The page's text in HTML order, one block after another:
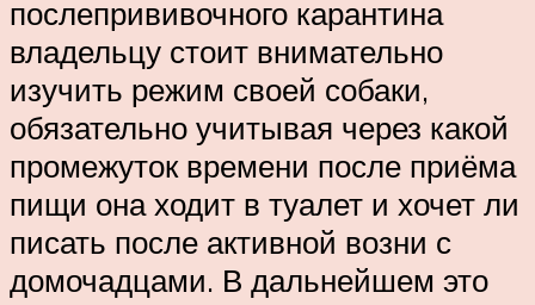
послепрививочного карантина
владельцу стоит внимательно
изучить режим своей собаки,
обязательно учитывая через какой
промежуток времени после приёма
пищи она ходит в туалет и хочет ли
писать после активной возни с
домочадцами. В дальнейшем это